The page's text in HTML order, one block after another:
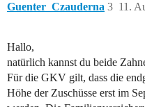
Guenter_Czauderna 11.
3
Hallo,
natürlich kannst du beide
Für die GKV gilt, dass die
Höhe der Zuschüsse erst im